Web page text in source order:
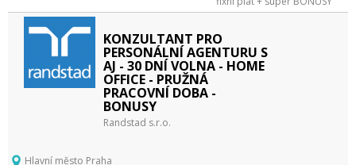
KONZULTANT PRO
PERSONÁLNÍ AGENTURU S
AJ - 30 DNÍ VOLNA - HOME
OFFICE - PRUŽNÁ
PRACOVNÍ DOBA -
BONUSY
Randstad s.r.o.
Hlavní město Praha